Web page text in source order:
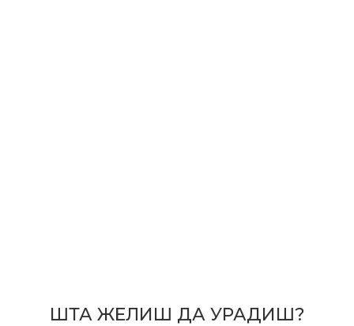
ШТА ЖЕЛИШ ДА УРАДИШ?